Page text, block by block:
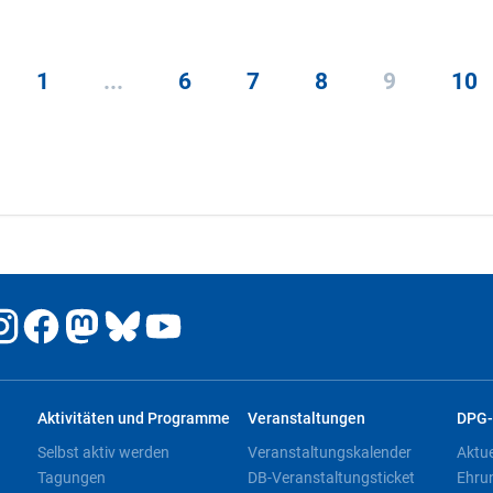
1 ... 6 7 8 9 10
Aktivitäten und Programme
Selbst aktiv werden
Tagungen
Veranstaltungen
Veranstaltungskalender
DB-Veranstaltungsticket